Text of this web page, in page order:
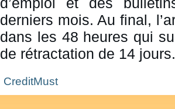
derniers mois. Au final,
dans les 48 heures qui
de rétractation de 14 jours.
CreditMust